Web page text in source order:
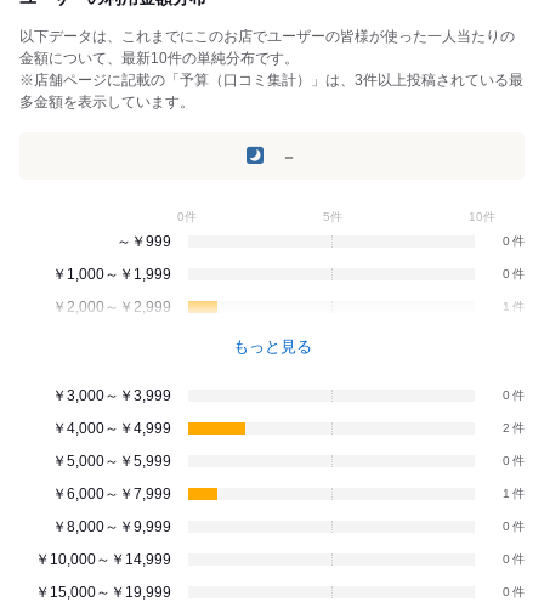
以下データは、これまでにこのお店でユーザーの皆様が使った一人当たりの
金額について、最新10件の単純分布です。
※店舗ページに記載の「予算（口コミ集計）」は、3件以上投稿されている最
多金額を表示しています。
－
0件 5件 10件
～￥999 0
￥1,000～￥1,999 0
￥2,000～￥2,999 1
もっと見る
￥3,000～￥3,999 0
￥4,000～￥4,999 2
￥5,000～￥5,999 0
￥6,000～￥7,999 1
￥8,000～￥9,999 0
￥10,000～￥14,999 0
￥15,000～￥19,999 0